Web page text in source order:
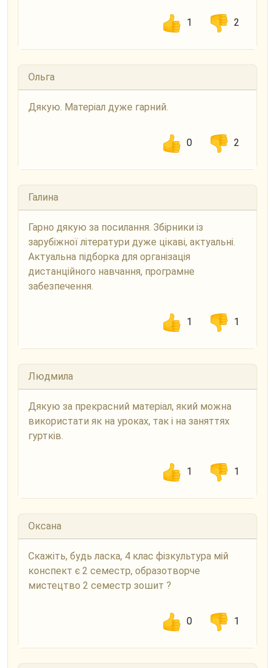
1 2
Ольга
Дякую. Матеріал дуже гарний.
0 2
Галина
Гарно дякую за посилання. Збірники із
зарубіжної літератури дуже цікаві, актуальні.
Актуальна підборка для організація
дистанційного навчання, програмне
забезпечення.
1 1
Людмила
Дякую за прекрасний матеріал, який можна
використати як на уроках, так і на заняттях
гуртків.
1 1
Оксана
Скажіть, будь ласка, 4 клас фізкультура мій
конспект є 2 семестр, образотворче
мистецтво 2 семестр зошит ?
0 1